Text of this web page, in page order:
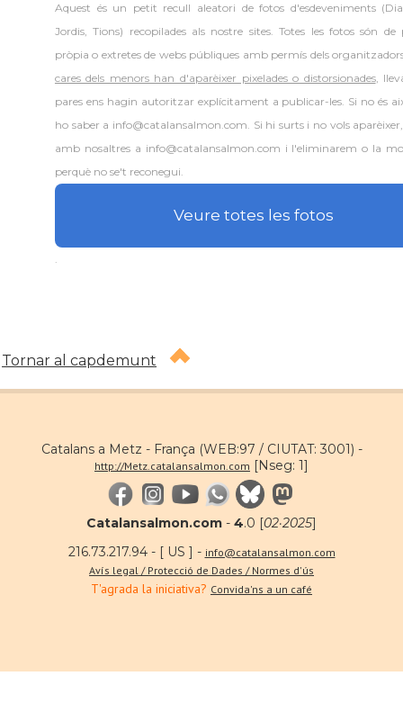
Aquest és un petit recull aleatori defotos d'esdeveniments
Jordis, Tions) recopilades als nostre sites. Totes les fotos són de
pròpia o extretes de webs públiques amb permís dels
cares dels menors han d'aparèixer pixelades o distorsionades,
pares ens hagin autoritzar explícitament a publicar-les. Si no és
ho saber a info@catalansalmon.com. Si hi surts i no vols
amb nosaltres a info@catalansalmon.com i l'eliminarem o la
perquè no se't reconegui.
Veure totes les fotos
Tornar al capdemunt
Catalans a Metz - França (WEB:97 / CIUTAT: 3001) -
http://Metz.catalansalmon.com [Nseg: 1]
Catalansalmon.com - 4.0 [02·2025]
216.73.217.94 - [ US ] - info@catalansalmon.com
Avís legal / Protecció de Dades / Normes d'ús
T'agrada la iniciativa? Convida'ns a un café